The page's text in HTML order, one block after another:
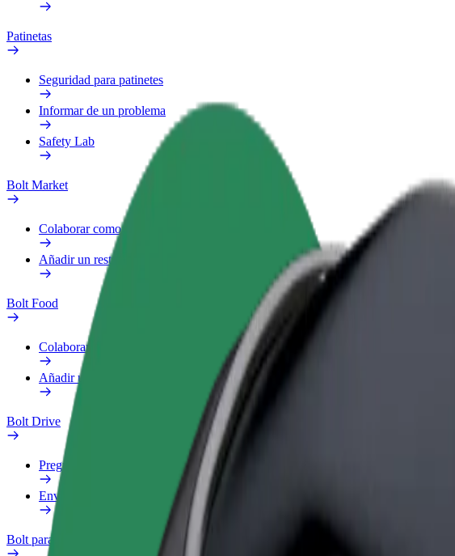
Patinetas
Seguridad para patinetes
Informar de un problema
Safety Lab
Bolt Market
Colaborar como repartidor
Añadir un restaurante o tienda
Bolt Food
Colaborar como repartidor
Añadir un restaurante o tienda
Bolt Drive
Preguntas frecuentes
Enviar aviso sobre un vehículo
Bolt para empresas